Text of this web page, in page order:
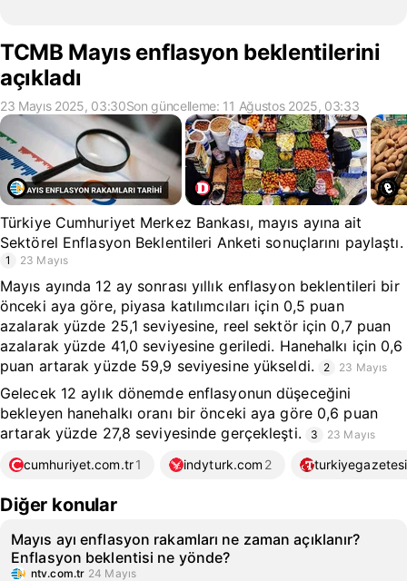
TCMB Mayıs enflasyon beklentilerini
açıkladı
23 Mayıs 2025, 03:30Son güncelleme: 11 Ağustos 2025, 03:33
Türkiye Cumhuriyet Merkez Bankası, mayıs ayına ait
Sektörel Enflasyon Beklentileri Anketi sonuçlarını paylaştı.
1 23 Mayıs
Mayıs ayında 12 ay sonrası yıllık enflasyon beklentileri bir
önceki aya göre, piyasa katılımcıları için 0,5 puan
azalarak yüzde 25,1 seviyesine, reel sektör için 0,7 puan
azalarak yüzde 41,0 seviyesine geriledi. Hanehalkı için 0,6
puan artarak yüzde 59,9 seviyesine yükseldi.
2 23 Mayıs
Gelecek 12 aylık dönemde enflasyonun düşeceğini
bekleyen hanehalkı oranı bir önceki aya göre 0,6 puan
artarak yüzde 27,8 seviyesinde gerçekleşti.
3 23 Mayıs
cumhuriyet.com.tr1 indyturk.com 2
Diğer konular
Mayıs ayı enflasyon rakamları ne zaman açıklanır?
Enflasyon beklentisi ne yönde?
ntv.com.tr 24 Mayıs